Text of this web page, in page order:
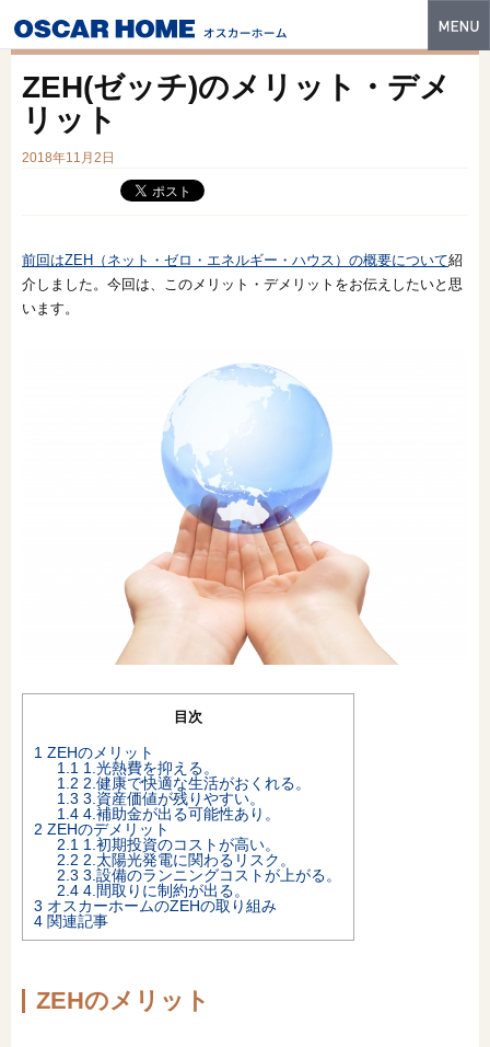
イベント・モデルハウス
建築実例
販売中の物件
土地情報
オンライン相談会
ZEH(ゼッチ)のメリット・デメ
リット
2018年11月2日
前回はZEH（ネット・ゼロ・エネルギー・ハウス）の概要について紹
介しました。今回は、このメリット・デメリットをお伝えしたいと思
います。
目次
1 ZEHのメリット
1.1 1.光熱費を抑える。
1.2 2.健康で快適な生活がおくれる。
1.3 3.資産価値が残りやすい。
1.4 4.補助金が出る可能性あり。
2 ZEHのデメリット
2.1 1.初期投資のコストが高い。
2.2 2.太陽光発電に関わるリスク。
2.3 3.設備のランニングコストが上がる。
2.4 4.間取りに制約が出る。
3 オスカーホームのZEHの取り組み
4 関連記事
ZEHのメリット